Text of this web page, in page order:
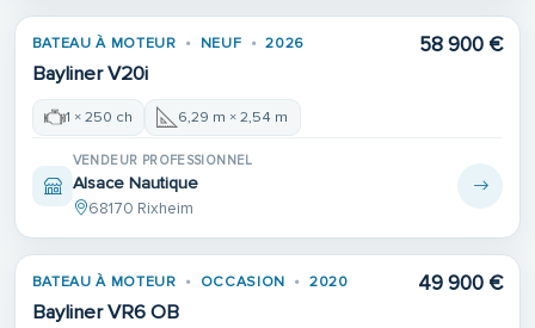
BATEAU À MOTEUR NEUF 2026
Bayliner V20i
58 900 €
1 × 250 ch 6,29 m × 2,54 m
VENDEUR PROFESSIONNEL
Alsace Nautique
68170 Rixheim
BATEAU À MOTEUR OCCASION 2020
Bayliner VR6 OB
49 900 €